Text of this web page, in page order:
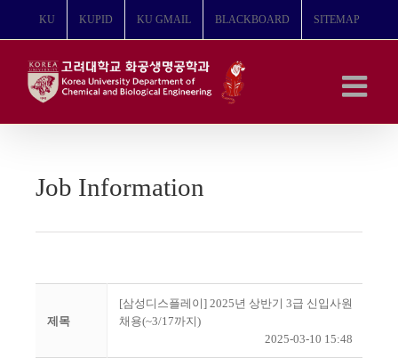
뛰
KU KUPID KU GMAIL BLACKBOARD SITEMAP
Job Information
제목
[삼성디스플레이] 2025년 상반기 3급 신입사원
채용(~3/17까지)
2025-03-10 15:48